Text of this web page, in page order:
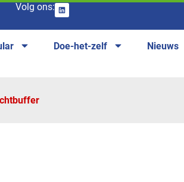
Volg ons:
Doe-het-zelf Nieuws